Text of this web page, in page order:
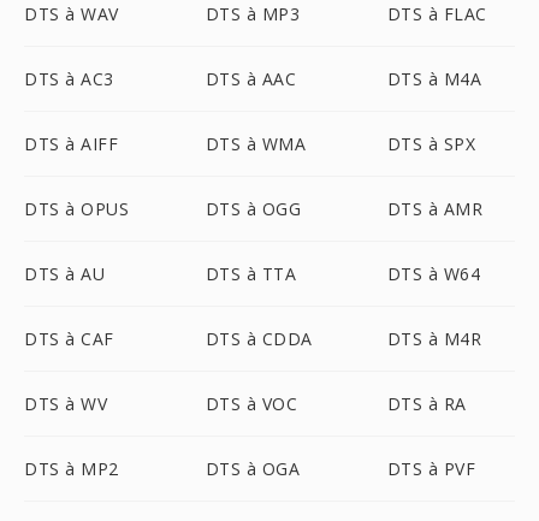
DTS à WAV DTS à MP3 DTS à FLAC
DTS à AC3 DTS à AAC DTS à M4A
DTS à AIFF DTS à WMA DTS à SPX
DTS à OPUS DTS à OGG DTS à AMR
DTS à AU DTS à TTA DTS à W64
DTS à CAF DTS à CDDA DTS à M4R
DTS à WV DTS à VOC DTS à RA
DTS à MP2 DTS à OGA DTS à PVF